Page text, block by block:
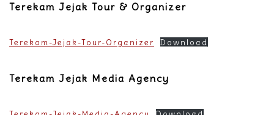
Terekam Jejak Tour & Organizer
Terekam-Jejak-Tour-Organizer Download
Terekam Jejak Media Agency